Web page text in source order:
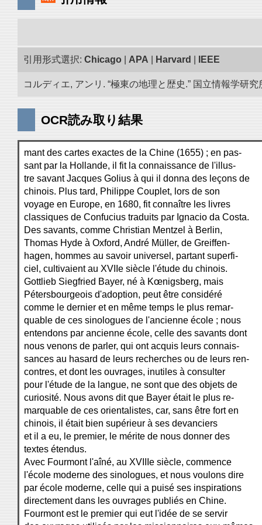
引用形式選択: Chicago APA Harvard IEEE
コルディエ, アンリ. “極東の地理と歴史.” 国立情報学研
OCR読み取り結果
mant des cartes exactes de la Chine (1655) ; en pas-
sant par la Hollande, il fit la connaissance de l'illus-
tre savant Jacques Golius à qui il donna des leçons de
chinois. Plus tard, Philippe Couplet, lors de son
voyage en Europe, en 1680, fit connaître les livres
classiques de Confucius traduits par Ignacio da Costa.
Des savants, comme Christian Mentzel à Berlin,
Thomas Hyde à Oxford, André Müller, de Greiffen-
hagen, hommes au savoir universel, partant superfi-
ciel, cultivaient au XVIIe siècle l'étude du chinois.
Gottlieb Siegfried Bayer, né à Kœnigsberg, mais
Pétersbourgeois d'adoption, peut être considéré
comme le dernier et en même temps le plus remar-
quable de ces sinologues de l'ancienne école ; nous
entendons par ancienne école, celle des savants dont
nous venons de parler, qui ont acquis leurs connais-
sances au hasard de leurs recherches ou de leurs ren-
contres, et dont les ouvrages, inutiles à consulter
pour l'étude de la langue, ne sont que des objets de
curiosité. Nous avons dit que Bayer était le plus re-
marquable de ces orientalistes, car, sans être fort en
chinois, il était bien supérieur à ses devanciers
et il a eu, le premier, le mérite de nous donner des
textes étendus.
Avec Fourmont l'aîné, au XVIIIe siècle, commence
l'école moderne des sinologues, et nous voulons dire
par école moderne, celle qui a puisé ses inspirations
directement dans les ouvrages publiés en Chine.
Fourmont est le premier qui eut l'idée de se servir